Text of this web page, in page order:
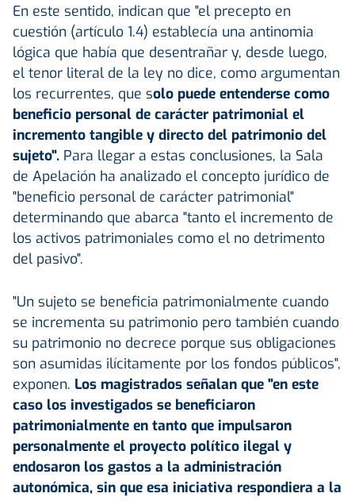
En este sentido, indican que "el precepto en
cuestión (artículo 1.4) establecía una antinomia
lógica que había que desentrañar y, desde luego,
el tenor literal de la ley no dice, como argumentan
los recurrentes, que solo puede entenderse como
beneficio personal de carácter patrimonial el
incremento tangible y directo del patrimonio del
sujeto". Para llegar a estas conclusiones, la Sala
de Apelación ha analizado el concepto jurídico de
"beneficio personal de carácter patrimonial"
determinando que abarca "tanto el incremento de
los activos patrimoniales como el no detrimento
del pasivo".
"Un sujeto se beneficia patrimonialmente cuando
se incrementa su patrimonio pero también cuando
su patrimonio no decrece porque sus obligaciones
son asumidas ilícitamente por los fondos públicos",
exponen. Los magistrados señalan que "en este
caso los investigados se beneficiaron
patrimonialmente en tanto que impulsaron
personalmente el proyecto político ilegal y
endosaron los gastos a la administración
autonómica, sin que esa iniciativa respondiera a la